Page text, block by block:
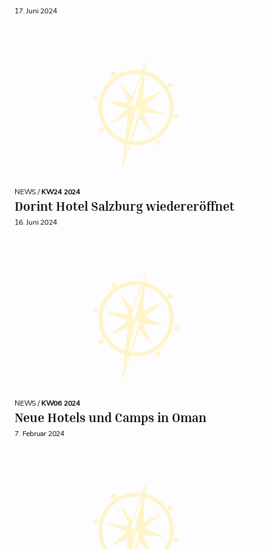
17. Juni 2024
NEWS /KW24 2024
Dorint Hotel Salzburg wiedereröffnet
16. Juni 2024
NEWS /KW06 2024
Neue Hotels und Camps in Oman
7. Februar 2024